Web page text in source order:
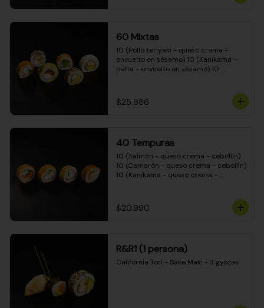
(Pimentón - queso crema - cebollín -
envuelto en masa tempura)
60 Mixtas
10 (Pollo teriyaki - queso crema -
envuelto en sésamo) 10 (Kanikama -
palta - envuelto en sésamo) 10
envuelto en queso crema) 10
(Camarón - queso crema - cebollín -
$25.986
40 Tempuras
10 (Salmón - queso crema - cebollín)
10 (Camarón - queso crema - cebollín)
10 (Kanikama - queso crema -
$20.990
R&R1 (1 persona)
California Tori - Sake Maki - 3 gyozas